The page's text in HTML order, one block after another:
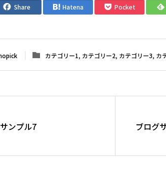
Share Hatena Pocket
カテゴリー1, カテゴリー2, カテゴリー3, カ
ンプル7 ブログ